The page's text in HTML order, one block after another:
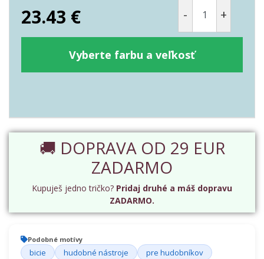
23.43 € - +
Vyberte farbu a veľkosť
🚚 DOPRAVA OD 29 EUR
ZADARMO
Kupuješ jedno tričko? Pridaj druhé a máš dopravu
ZADARMO.
Podobné motívy
bicie hudobné nástroje pre hudobníkov